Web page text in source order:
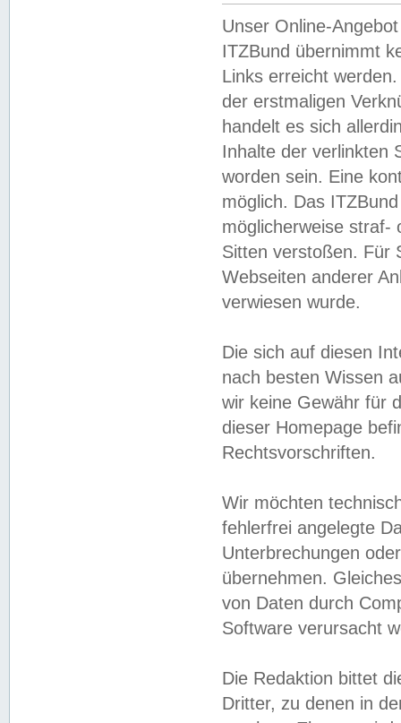
Unser Online-
ITZBund übernimmt
Links erreicht
der erstmaligen
handelt es sich
Inhalte der verlinkten
worden sein. Eine
möglich. Das
möglicherweise straf-
Sitten verstoßen. Für
Webseiten anderer
verwiesen wurde.
Die sich auf diesen
nach besten Wissen
wir keine Gewähr für
dieser Homepage
Rechtsvorschriften.
Wir möchten
fehlerfrei angelegte
Unterbrechungen
übernehmen.
von Daten durch
Software verursacht
Die Redaktion bittet
Dritter, zu denen in